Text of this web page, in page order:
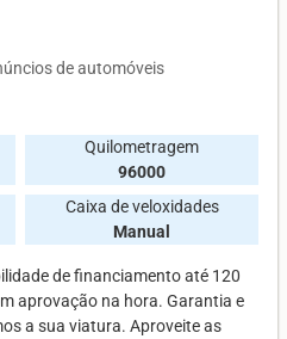
de automóveis
Quilometragem
96000
Caixa de veloxidades
Manual
de financiamento até 120
aprovação na hora. Garantia e
a sua viatura. Aproveite as